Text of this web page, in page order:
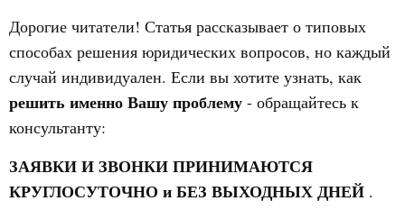
Дорогие читатели! Статья рассказывает о типовых
способах решения юридических вопросов, но каждый
случай индивидуален. Если вы хотите узнать, как
решить именно Вашу проблему - обращайтесь к
консультанту:
ЗАЯВКИ И ЗВОНКИ ПРИНИМАЮТСЯ
КРУГЛОСУТОЧНО и БЕЗ ВЫХОДНЫХ ДНЕЙ .